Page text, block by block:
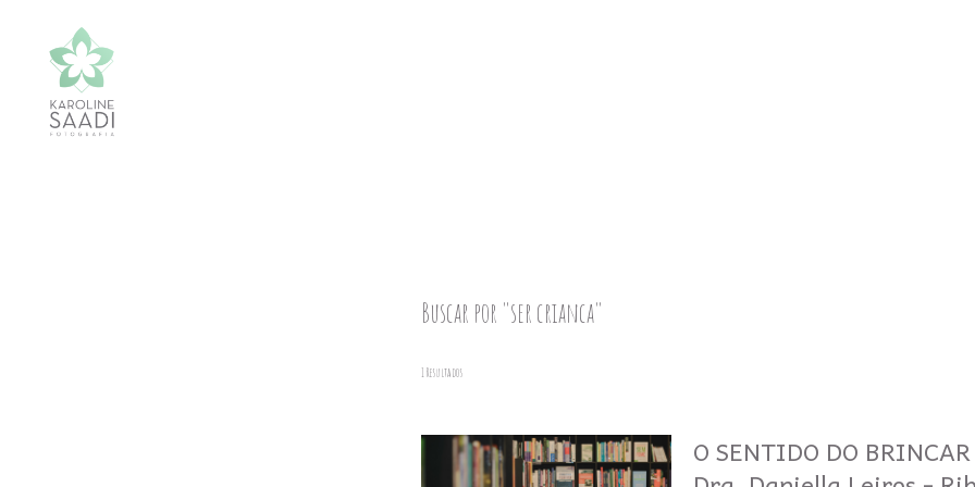
Buscar por "ser crianca"
1Resultados
O SENTIDO DO